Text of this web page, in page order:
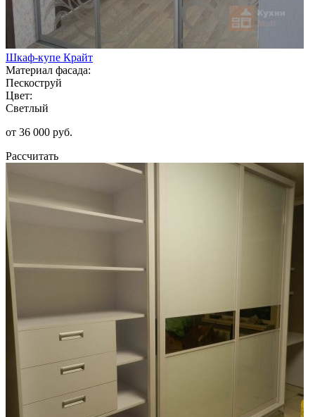
Шкаф-купе Крайт
Материал фасада:
Пескоструй
Цвет:
Светлый
от 36 000 руб.
Рассчитать